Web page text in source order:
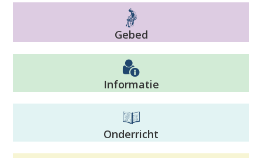
Gebed
Informatie
Onderricht